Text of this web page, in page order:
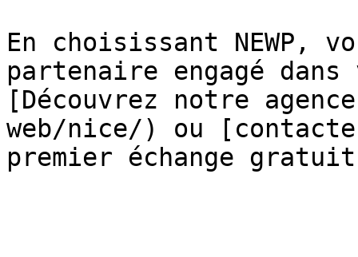
En choisissant NEWP,
partenaire engagé
[Découvrez notre
web/nice/) ou
premier échange